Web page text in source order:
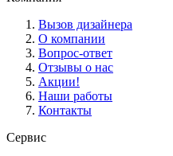
Вызов дизайнера
О компании
Вопрос-ответ
Отзывы о нас
Акции!
Наши работы
Контакты
Сервис